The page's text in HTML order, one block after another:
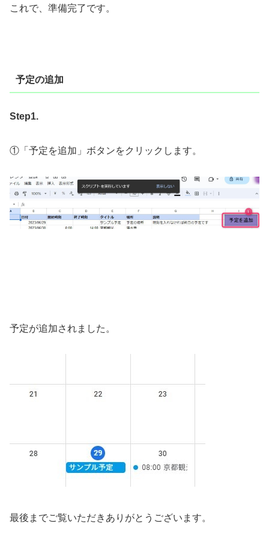
これで、準備完了です。
予定の追加
Step1.
①「予定を追加」ボタンをクリックします。
予定が追加されました。
最後までご覧いただきありがとうございます。